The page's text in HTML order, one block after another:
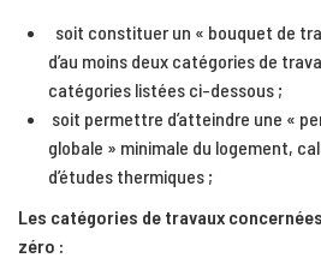
soit constituer un « bouquet de
d’au moins deux catégories de
catégories listées ci-dessous ;
soit permettre d’atteindre une «
globale » minimale du logement,
d’études thermiques ;
Les catégories de travaux
zéro :